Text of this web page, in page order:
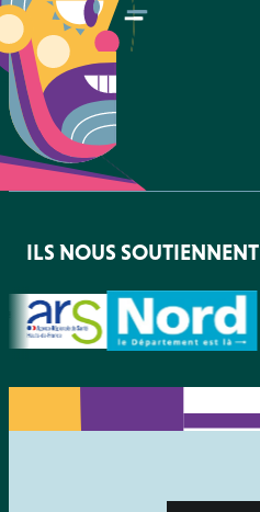
ILS NOUS SOUTIENNENT